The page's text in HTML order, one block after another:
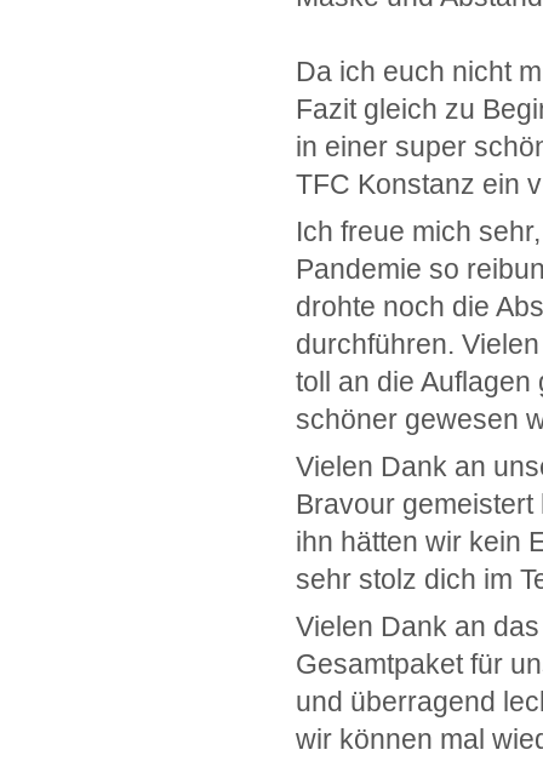
Da ich euch nicht
Fazit gleich zu
in einer super
TFC Konstanz ein
Ich freue mich
Pandemie so
drohte noch die
durchführen.
toll an die
schöner gewesen
Vielen Dank an
Bravour
ihn hätten wir kein
sehr stolz dich im
Vielen Dank an
Gesamtpaket für
und überragend
wir können mal